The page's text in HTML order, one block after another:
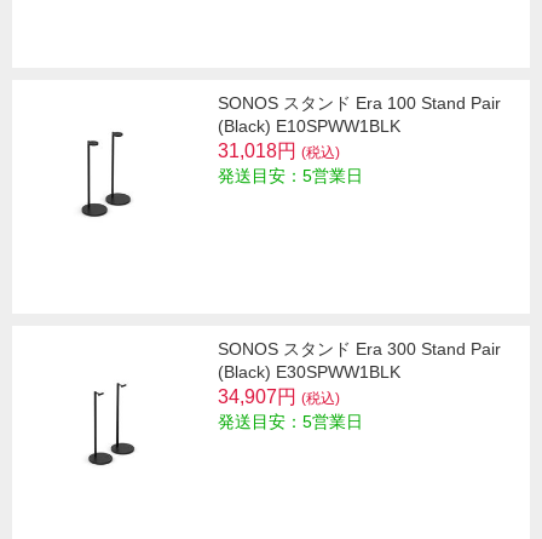
SONOS スタンド Era 100 Stand Pair
(Black) E10SPWW1BLK
31,018円 (税込)
発送目安：5営業日
SONOS スタンド Era 300 Stand Pair
(Black) E30SPWW1BLK
34,907円 (税込)
発送目安：5営業日